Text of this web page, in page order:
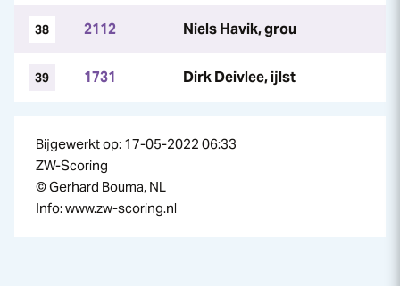
38 2112 Niels Havik, grou
39 1731 Dirk Deivlee, ijlst
Bijgewerkt op: 17-05-2022 06:33
ZW-Scoring
© Gerhard Bouma, NL
Info: www.zw-scoring.nl